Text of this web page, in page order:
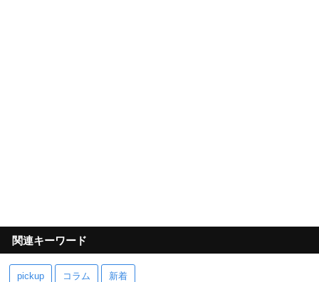
関連キーワード
pickup コラム 新着